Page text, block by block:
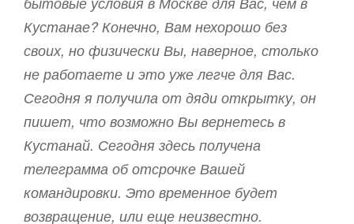
Кустанае? Конечно, Вам нехорошо без
своих, но физически Вы, наверное, столько
не работаете и это уже легче для Вас.
Сегодня я получила от дяди открытку, он
пишет, что возможно Вы вернетесь в
Кустанай. Сегодня здесь получена
телеграмма об отсрочке Вашей
командировки. Это временное будет
возвращение, или еще неизвестно.